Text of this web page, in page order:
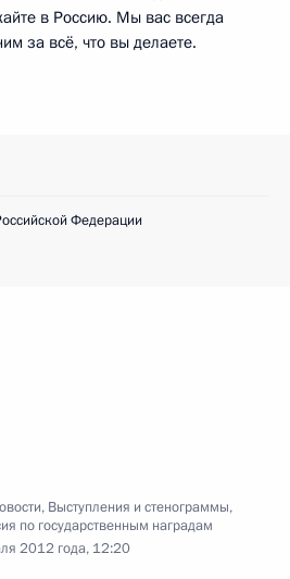
в Россию. Мы вас всегда
за всё, что вы делаете.
Федерации
, Выступления и стенограммы,
по государственным наградам
2012 года, 12:20